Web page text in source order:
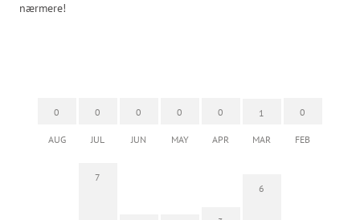
nærmere!
0
AUG
0
JUL
0
JUN
0
MAY
0
APR
1
MAR
0
FEB
7
6